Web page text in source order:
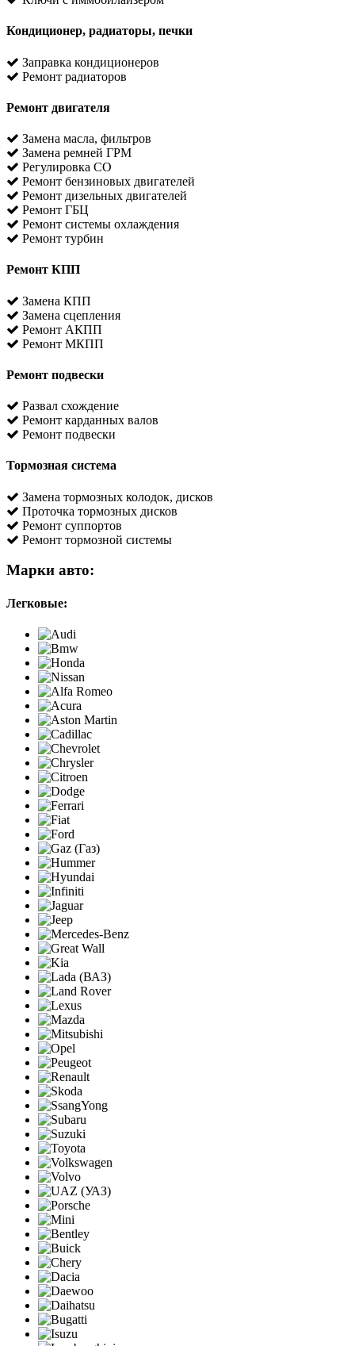
Кондиционер, радиаторы, печки
Заправка кондиционеров
Ремонт радиаторов
Ремонт двигателя
Замена масла, фильтров
Замена ремней ГРМ
Регулировка CO
Ремонт бензиновых двигателей
Ремонт дизельных двигателей
Ремонт ГБЦ
Ремонт системы охлаждения
Ремонт турбин
Ремонт КПП
Замена КПП
Замена сцепления
Ремонт АКПП
Ремонт МКПП
Ремонт подвески
Развал схождение
Ремонт карданных валов
Ремонт подвески
Тормозная система
Замена тормозных колодок, дисков
Проточка тормозных дисков
Ремонт суппортов
Ремонт тормозной системы
Марки авто:
Легковые: